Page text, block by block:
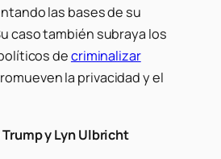
las bases de su
caso también subraya los
decriminalizar
la privacidad y el
y Lyn Ulbricht